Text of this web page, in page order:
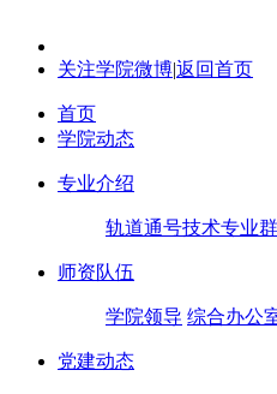
关注学院微博|返回首页
首页
学院动态
专业介绍
轨道通号技术专业群
师资队伍
学院领导 综合办公
党建动态